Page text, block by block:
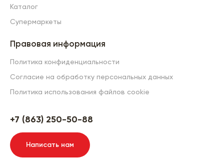
Каталог
Супермаркеты
Правовая информация
Политика конфиденциальности
Согласие на обработку персональных данных
Политика использования файлов cookie
+7 (863) 250-50-88
Написать нам